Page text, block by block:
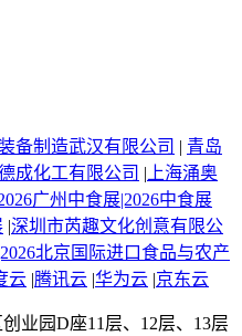
备制造武汉有限公司 | 青岛
成化工有限公司 | 上海涌奥
广州中食展|2026中食展
|深圳市芮趣文化创意有限公
北京国际进口食品与农产
云 |腾讯云 |华为云 |京东云
业园D座11层、12层、13层